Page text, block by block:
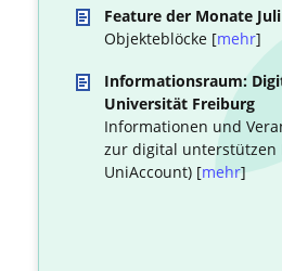
Feature der Monate
Objekteblöcke [mehr]
Informationsraum:
Universität Freiburg
Informationen und
zur digital unterstützen
UniAccount) [mehr]